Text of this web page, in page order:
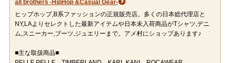
all brothers -HipHop &Casual Gear-
ヒップホップ,B系ファッションの正規販売店。多くの日本総代理店と
NY,LAよりセレクトした最新アイテムや日本未入荷商品がTシャツ,デニ
ム,スニーカー,ブーツ,ジュエリーまで。アメ村にショップあります♪
■主な取扱商品■